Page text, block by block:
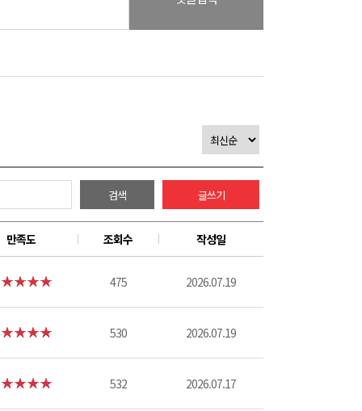
검색 글쓰기
만족도 조회수 작성일
475 2026.07.19
530 2026.07.19
532 2026.07.17